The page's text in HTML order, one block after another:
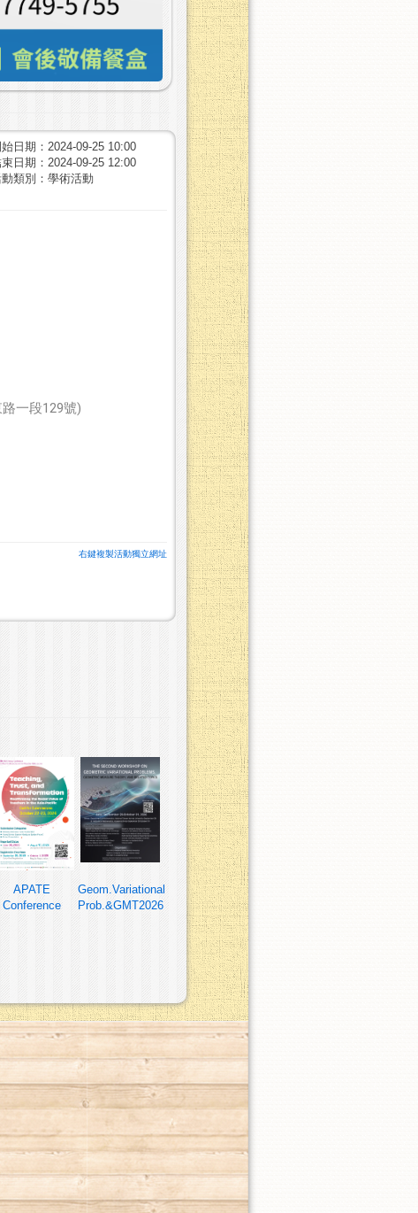
始日期：2024-09-25 10:00
日期：2024-09-25 12:00
類別：學術活動
一段129號)
右鍵複製活動獨立網址
APATE
Conference
Geom.Variational
Prob.&GMT2026